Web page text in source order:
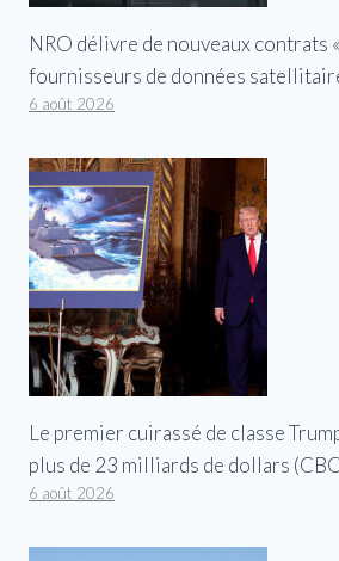
NRO délivre de nouveaux contrats
fournisseurs de données
6 août 2026
Le premier cuirassé de classe
plus de 23 milliards de dollars
6 août 2026